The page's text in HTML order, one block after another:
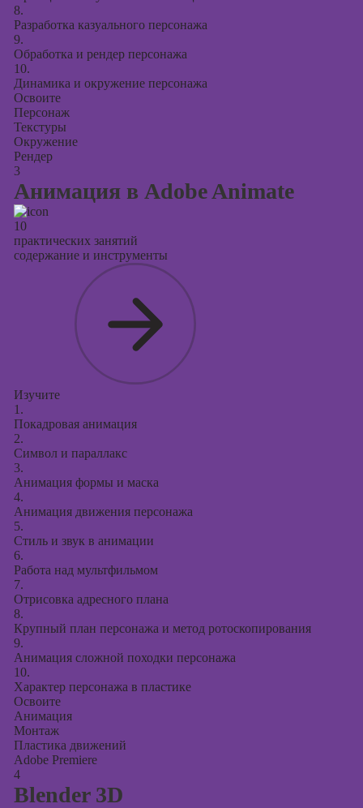
8.
Разработка казуального персонажа
9.
Обработка и рендер персонажа
10.
Динамика и окружение персонажа
Освоите
Персонаж
Текстуры
Окружение
Рендер
3
Анимация в Adobe Animate
10
практических занятий
содержание и инструменты
Изучите
1.
Покадровая анимация
2.
Символ и параллакс
3.
Анимация формы и маска
4.
Анимация движения персонажа
5.
Стиль и звук в анимации
6.
Работа над мультфильмом
7.
Отрисовка адресного плана
8.
Крупный план персонажа и метод ротоскопирования
9.
Анимация сложной походки персонажа
10.
Характер персонажа в пластике
Освоите
Анимация
Монтаж
Пластика движений
Adobe Premiere
4
Blender 3D